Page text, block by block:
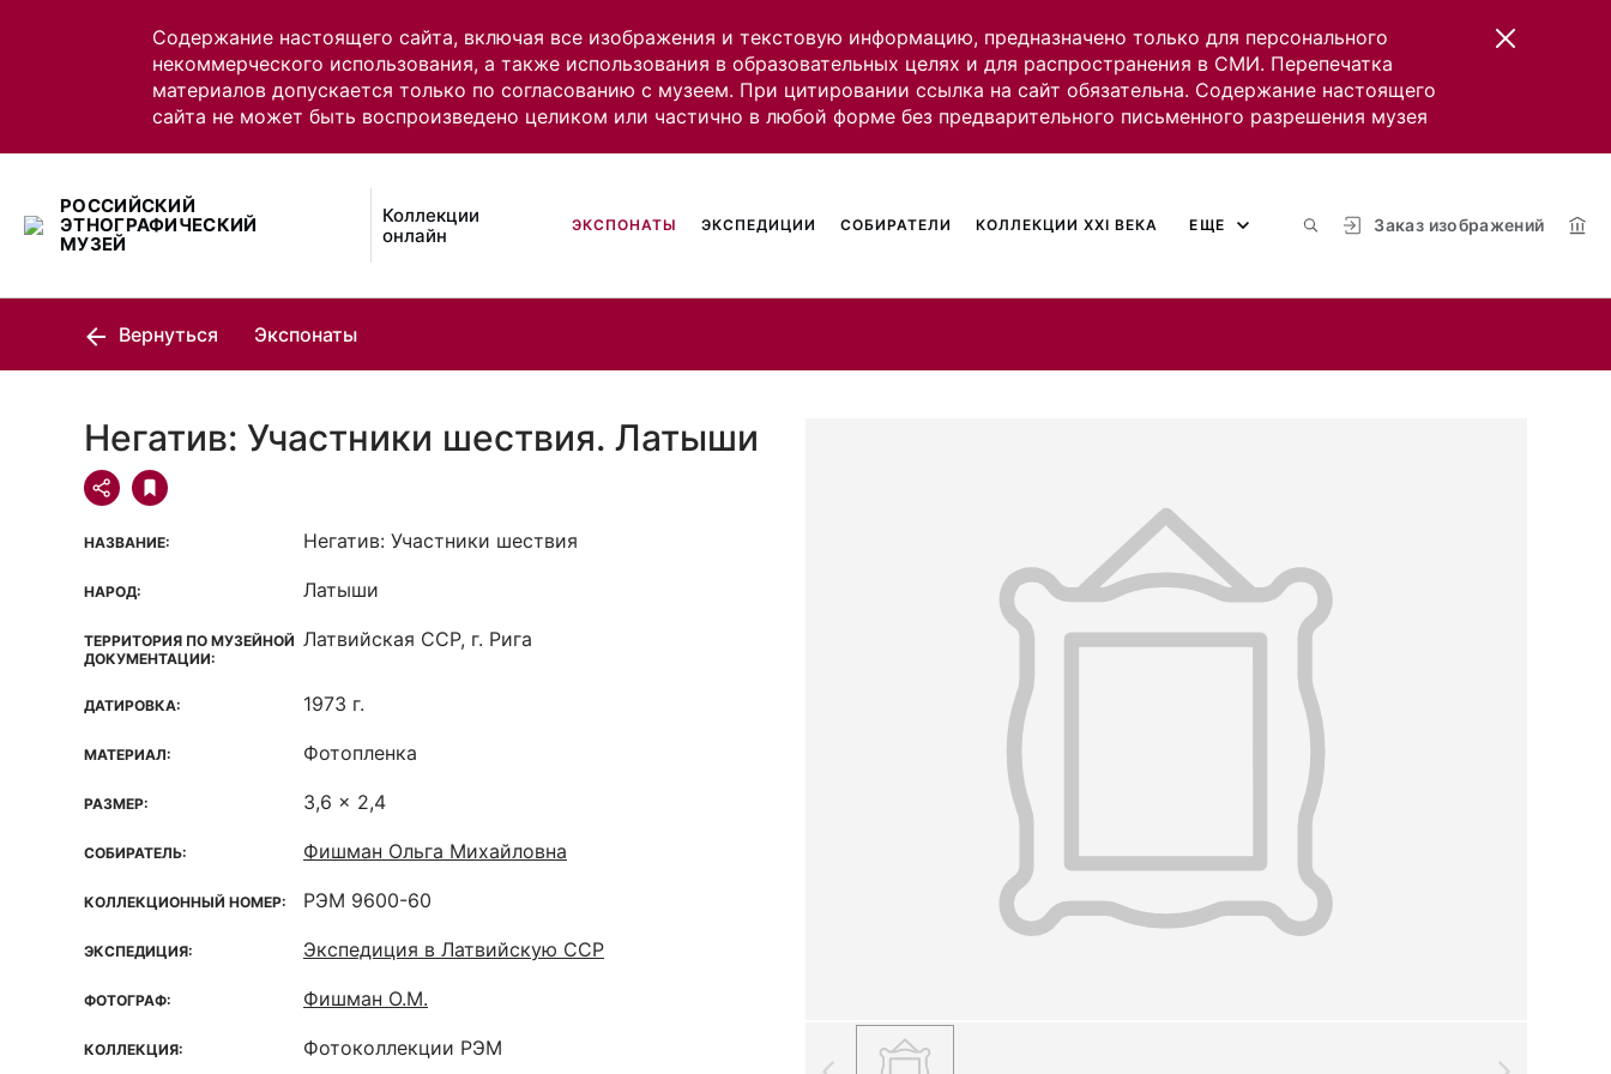
Содержание настоящего сайта, включая все изображения и текстовую информацию, предназначено только для персонального
некоммерческого использования, а также использования в образовательных целях и для распространения в СМИ. Перепечатка
материалов допускается только по согласованию с музеем. При цитировании ссылка на сайт обязательна. Содержание настоящего
сайта не может быть воспроизведено целиком или частично в любой форме без предварительного письменного разрешения музея
РОССИЙСКИЙ
ЭТНОГРАФИЧЕСКИЙ
МУЗЕЙ
Коллекции
онлайн
Заказ изображений
ЭКСПОНАТЫ ЭКСПЕДИЦИИ СОБИРАТЕЛИ КОЛЛЕКЦИИ XXI ВЕКА ЕЩЕ
Вернуться Экспонаты
Негатив: Участники шествия. Латыши
НАЗВАНИЕ: Негатив: Участники шествия
НАРОД: Латыши
ТЕРРИТОРИЯ ПО МУЗЕЙНОЙ
ДОКУМЕНТАЦИИ:
Латвийская ССР, г. Рига
ДАТИРОВКА: 1973 г.
МАТЕРИАЛ: Фотопленка
РАЗМЕР: 3,6 x 2,4
СОБИРАТЕЛЬ: Фишман Ольга Михайловна
КОЛЛЕКЦИОННЫЙ НОМЕР: РЭМ 9600-60
ЭКСПЕДИЦИЯ: Экспедиция в Латвийскую ССР
ФОТОГРАФ: Фишман О.М.
КОЛЛЕКЦИЯ: Фотоколлекции РЭМ